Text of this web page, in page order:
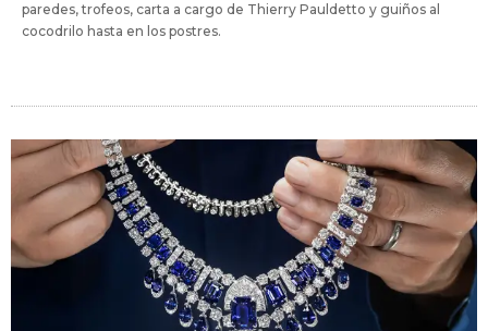
paredes, trofeos, carta a cargo de Thierry Pauldetto y guiños al
cocodrilo hasta en los postres.